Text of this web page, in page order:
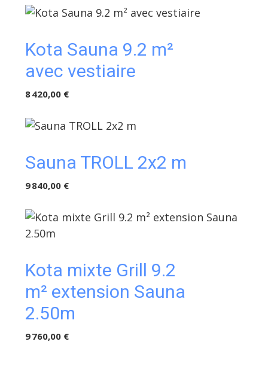
Kota Sauna 9.2 m²
avec vestiaire
8 420,00 €
Sauna TROLL 2x2 m
9 840,00 €
Kota mixte Grill 9.2
m² extension Sauna
2.50m
9 760,00 €